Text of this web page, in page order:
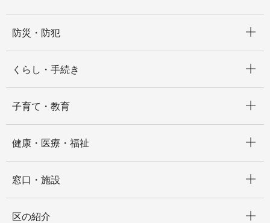
防災・防犯
くらし・手続き
子育て・教育
健康・医療・福祉
窓口・施設
区の紹介